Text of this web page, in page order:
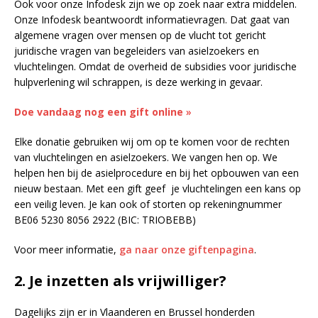
Ook voor onze Infodesk zijn we op zoek naar extra middelen.
Onze Infodesk beantwoordt informatievragen. Dat gaat van
algemene vragen over mensen op de vlucht tot gericht
juridische vragen van begeleiders van asielzoekers en
vluchtelingen. Omdat de overheid de subsidies voor juridische
hulpverlening wil schrappen, is deze werking in gevaar.
Doe vandaag nog een gift online »
Elke donatie gebruiken wij om op te komen voor de rechten
van vluchtelingen en asielzoekers. We vangen hen op. We
helpen hen bij de asielprocedure en bij het opbouwen van een
nieuw bestaan. Met een gift geef je vluchtelingen een kans op
een veilig leven. Je kan ook of storten op rekeningnummer
BE06 5230 8056 2922 (BIC: TRIOBEBB)
Voor meer informatie, ga naar onze giftenpagina.
2. Je inzetten als vrijwilliger?
Dagelijks zijn er in Vlaanderen en Brussel honderden